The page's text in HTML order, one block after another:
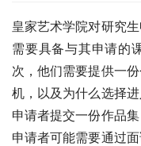
皇家艺术学院对研究
需要具备与其申请的
次，他们需要提供一
机，以及为什么选择
申请者提交一份作品
申请者可能需要通过